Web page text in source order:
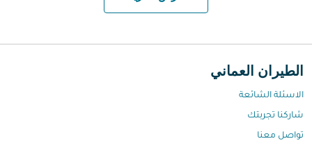
الطيران العماني
الاسئلة الشائعة
شاركنا تجربتك
تواصل معنا